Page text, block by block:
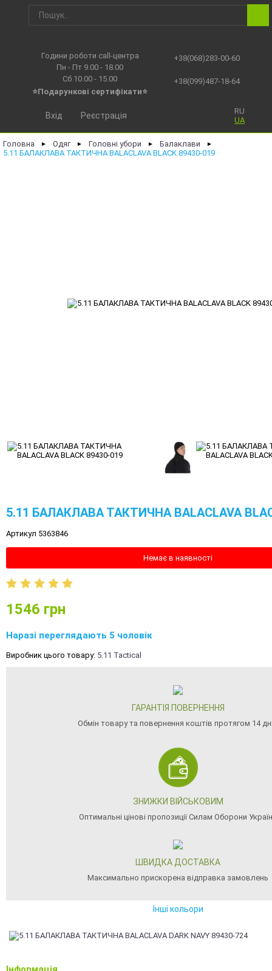
Години роботи call-центра
Пн - Пт 9.00 - 18.00
Сб 10.00 - 15.00
⭐Подарункові сертифікати⭐
+38(068)283-00-60
+38(099)487-18-64
RU
UA
Вхід Реєстрація
Головна ► Одяг ► Головні убори ► Балаклави ►
5.11 БАЛАКЛАВА ТАКТИЧНА BALACLAVA BLACK 89430-019
5.11 БАЛАКЛАВА ТАКТИЧНА BALACLAVA
Артикул 5363846
Немає в наявності
1546 грн
Наразі переглядають 5 чоловік
Виробник цього товару: 5.11 Tactical
ГАРАНТІЯ ПОВЕРНЕННЯ
Обмін товару та повернення коштів протягом 14
ЗНИЖКИ ВІЙСЬКОВИМ
Оптимальні цінові пропозиції Силам Оборони
ШВИДКА ДОСТАВКА
Максимально прискорена відправка замовлень
Інші кольори